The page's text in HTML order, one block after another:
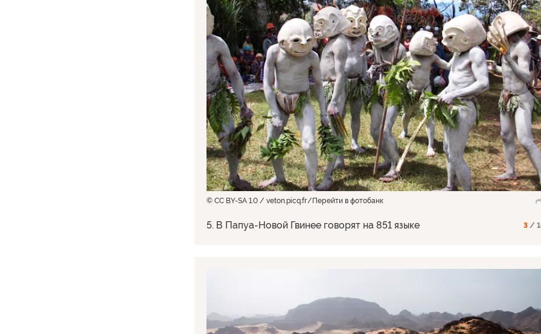
© CC BY-SA 1.0 / veton.picq.fr Перейти в фотобанк
5. В Папуа-Новой Гвинее говорят на 851 языке 3 /